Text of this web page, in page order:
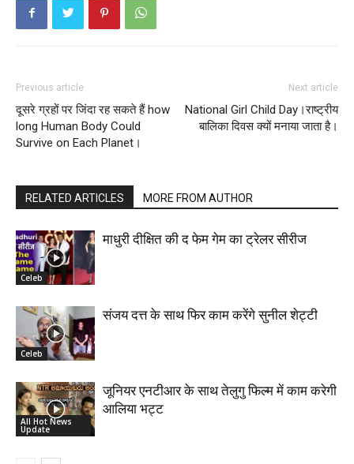
Previous article
दूसरे ग्रहों पर जिंदा रह सकते हैं how
long Human Body Could
Survive on Each Planet।
Next article
National Girl Child Day।राष्ट्रीय
बालिका दिवस क्यों मनाया जाता है।
RELATED ARTICLES MORE FROM AUTHOR
Celeb
माधुरी दीक्षित की द फेम गेम का ट्रेलर सीरीज
Celeb
संजय दत्त के साथ फिर काम करेंगे सुनील शेट्टी
All Hot News
Update
जूनियर एनटीआर के साथ तेलुगु फिल्म में काम करेगी
आलिया भट्ट